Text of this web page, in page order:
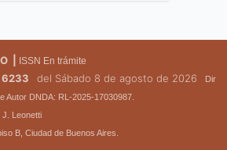
| ISSN En trámite
6233 del Sábado 8 de agosto de 2026
Dir
Autor DNDA: RL-2025-17030987.
J. Leonetti
B, Ciudad de Buenos Aires.